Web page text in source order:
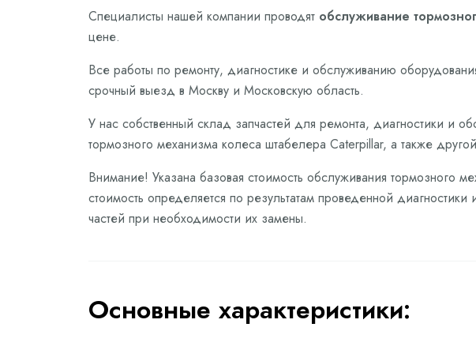
Специалисты нашей компании проводят обслуживание
цене.
Все работы по ремонту, диагностике и обслуживанию
срочный выезд в Москву и Московскую область.
У нас собственный склад запчастей для ремонта, диагностики и
тормозного механизма колеса штабелера Caterpillar, а также
Внимание! Указана базовая стоимость обслуживания тормозного
стоимость определяется по результатам проведенной
частей при необходимости их замены.
Основные характеристики: